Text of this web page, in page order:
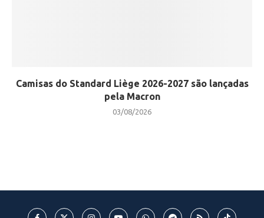
Camisas do Standard Liège 2026-2027 são lançadas
pela Macron
03/08/2026